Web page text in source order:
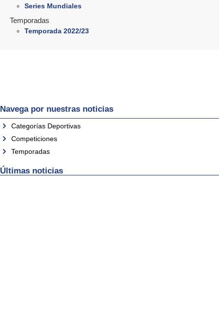
Series Mundiales
Temporadas
Temporada 2022/23
Navega por nuestras noticias
Categorías Deportivas
Competiciones
Temporadas
Últimas noticias